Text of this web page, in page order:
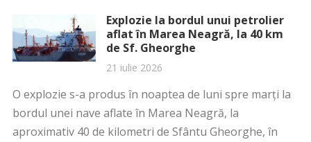
Explozie la bordul unui petrolier
aflat în Marea Neagră, la 40 km
de Sf. Gheorghe
21 iulie 2026
O explozie s-a produs în noaptea de luni spre marți la
bordul unei nave aflate în Marea Neagră, la
aproximativ 40 de kilometri de Sfântu Gheorghe, în